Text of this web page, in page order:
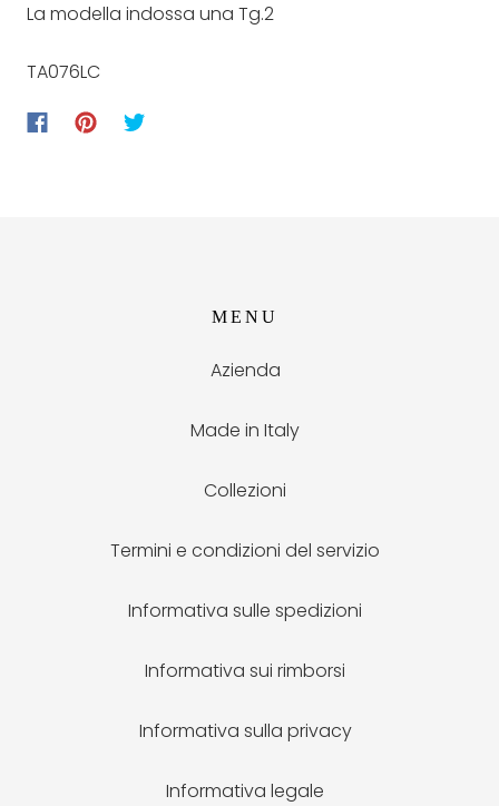
La modella indossa una Tg.2
TA076LC
MENU
Azienda
Made in Italy
Collezioni
Termini e condizioni del servizio
Informativa sulle spedizioni
Informativa sui rimborsi
Informativa sulla privacy
Informativa legale